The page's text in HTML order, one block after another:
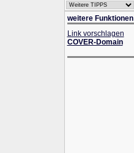
weitere Funktionen
Link vorschlagen
COVER-Domain